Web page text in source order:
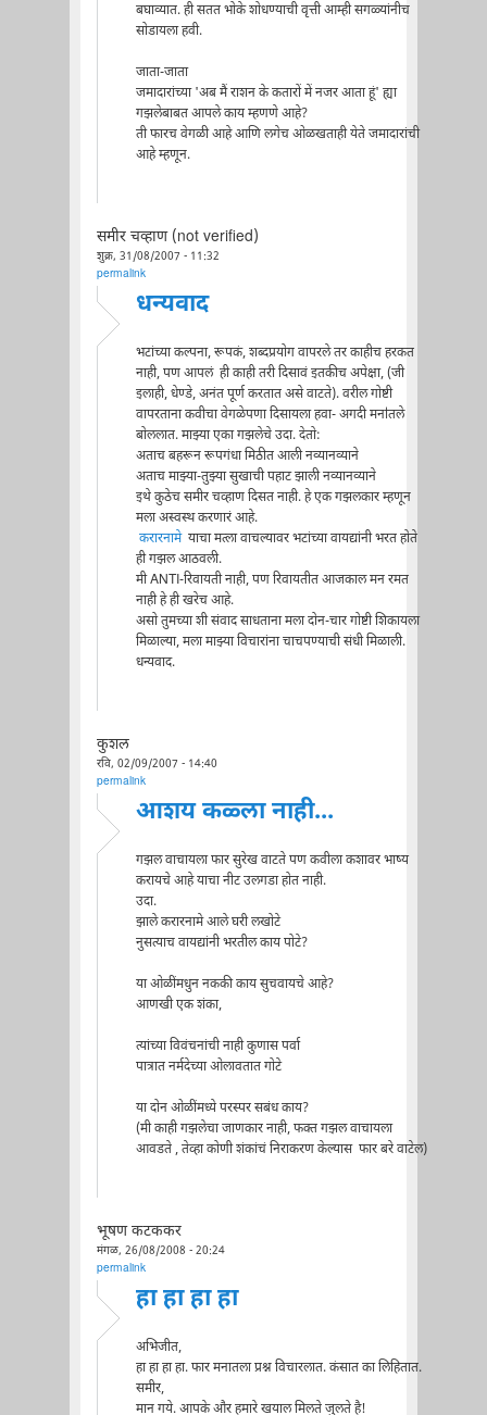
बघाव्यात. ही सतत भोके शोधण्याची वृत्ती आम्ही सगळ्यांनीच
सोडायला हवी.
जाता-जाता
जमादारांच्या 'अब मैं राशन के कतारों में नजर आता हूं' ह्या
गझलेबाबत आपले काय म्हणणे आहे?
ती फारच वेगळी आहे आणि लगेच ओळखताही येते जमादारांची
आहे म्हणून.
समीर चव्हाण (not verified)
शुक्र, 31/08/2007 - 11:32
permalink
धन्यवाद
भटांच्या कल्पना, रूपकं, शब्दप्रयोग वापरले तर काहीच हरकत
नाही, पण आपलं ही काही तरी दिसावं इतकीच अपेक्षा, (जी
इलाही, धेण्डे, अनंत पूर्ण करतात असे वाटते). वरील गोष्टी
वापरताना कवीचा वेगळेपणा दिसायला हवा- अगदी मना॑तले
बोललात. माझ्या एका गझलेचे उदा. देतो:
अताच बहरून रूपगंधा मिठीत आली नव्यानव्याने
अताच माझ्या-तुझ्या सुखाची पहाट झाली नव्यानव्याने
इथे कुठेच समीर चव्हाण दिसत नाही. हे एक गझलकार म्हणून
मला अस्वस्थ करणारं आहे.
करारनामेयाचा मत्ला वाचल्यावर भटांच्या वायद्यांनी भरत होते
ही गझल आठवली.
मी ANTI-रिवायती नाही, पण रिवायतीत आजकाल मन रमत
नाही हे ही खरेच आहे.
असो तुमच्या शी संवाद साधताना मला दोन-चार गोष्टी शिकायला
मिळाल्या, मला माझ्या विचारांना चाचपण्याची संधी मिळाली.
धन्यवाद.
कुशल
रवि, 02/09/2007 - 14:40
permalink
आशय कळ्ला नाही...
गझल वाचायला फार सुरेख वाटते पण कवीला कशावर भाष्य
करायचे आहे याचा नीट उलगडा होत नाही.
उदा.
झाले करारनामे आले घरी लखोटे
नुसत्याच वायद्यांनी भरतील काय पोटे?
या ओळींमधुन नककी काय सुचवायचे आहे?
आणखी एक शंका,
त्यांच्या विवंचनांची नाही कुणास पर्वा
पात्रात नर्मदेच्या ओलावतात गोटे
या दोन ओळींमध्ये परस्पर सबंध काय?
(मी काही गझलेचा जाणकार नाही, फक्त गझल वाचायला
आवडते , तेव्हा कोणी शंकांचं निराकरण केल्यास फार बरे वाटेल)
भूषण कटककर
मंगळ, 26/08/2008 - 20:24
permalink
हा हा हा हा
अभिजीत,
हा हा हा हा. फार मनातला प्रश्न विचारलात. कंसात का लिहितात.
समीर,
मान गये. आपके और हमारे खयाल मिलते जुलते है!